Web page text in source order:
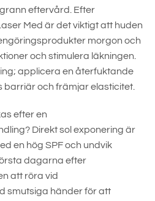
eftervård. Efter
Med är det viktigt att huden
morgon och
och stimulera läkningen.
applicera en återfuktande
barriär och främjar elasticitet.
efter en
Direkt sol exponering är
en hög SPF och undvik
dagarna efter
att röra vid
smutsiga händer för att